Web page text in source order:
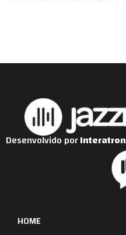
HOME
Desenvolvido porInteratron